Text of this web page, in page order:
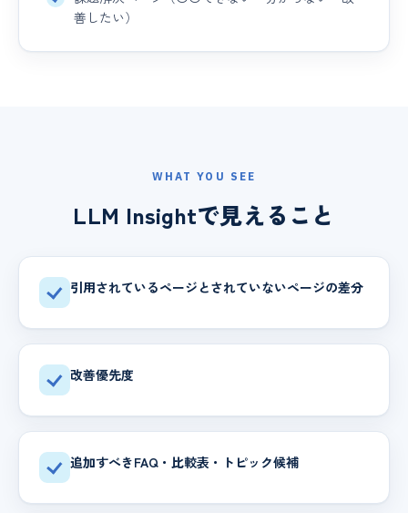
善したい）
WHAT YOU SEE
LLM Insightで見えること
引用されているページとされていないページの差分
改善優先度
追加すべきFAQ・比較表・トピック候補